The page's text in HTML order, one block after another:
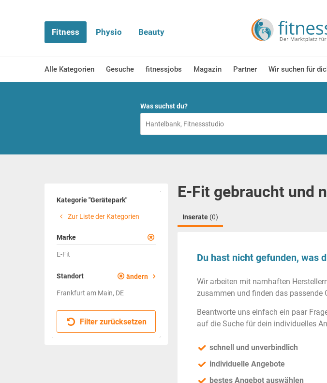
Fitness Physio Beauty
Alle Kategorien Gesuche fitnessjobs Magazin Partner Wir suchen für
Was suchst du?
Kategorie "Gerätepark"
Zur Liste der Kategorien
Marke
E-Fit
Standort ändern
Frankfurt am Main, DE
Filter zurücksetzen
E-Fit gebraucht und
Inserate (0)
Du hast nicht gefunden, was
Wir arbeiten mit namhaften
zusammen und finden das passende
Beantworte uns einfach ein paar
auf die Suche für dein individuelles
schnell und unverbindlich
individuelle Angebote
bestes Angebot auswählen